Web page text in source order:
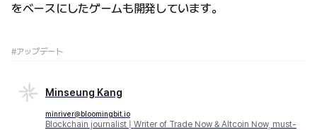
をベースにしたゲームも開発しています。
#アップデート
Minseung Kang
minriver@bloomingbit.io
Blockchain journalist | Writer of Trade Now & Altcoin Now, must-